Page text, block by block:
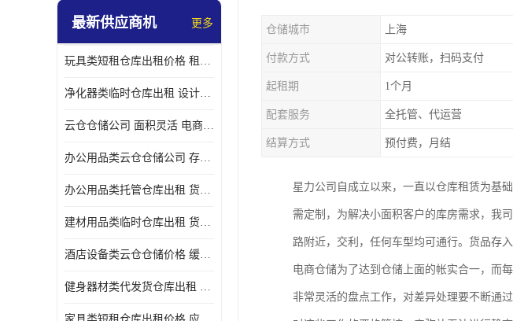
最新供应商机 更多
玩具类短租仓库出租价格 租期灵活 智能电商配套
净化器类临时仓库出租 设计简单 电商仓储物流战略合作
云仓仓储公司 面积灵活 电商仓储物流战略合作
办公用品类云仓仓储公司 存货周转很快 电商仓储物流战略整合
办公用品类托管仓库出租 货物装卸方便 电商仓储物流战略合作
建材用品类临时仓库出租 货物装卸方便 仓储供应链配套
酒店设备类云仓仓储价格 缓解企业储存压力 智能电商配套
健身器材类代发货仓库出租 租期灵活 新媒体平台配套
仓储城市 上海
付款方式 对公转账，扫码支付
起租期 1个月
配套服务 全托管、代运营
结算方式 预付费，月结
星力公司自成立以来，一直以仓库租赁为基
需定制，为解决小面积客户的库房需求，我
路附近，交利，任何车型均可通行。货品存
电商仓储为了达到仓储上面的帐实合一，而
非常灵活的盘点工作，对差异处理要不断通